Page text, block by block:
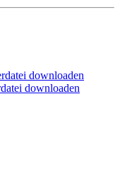
downloaden
downloaden